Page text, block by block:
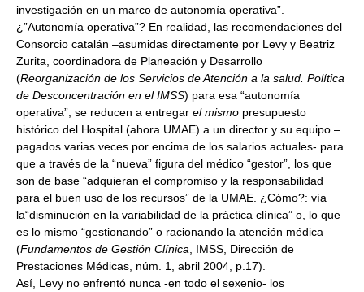
investigación en un marco de autonomía operativa”.
¿”Autonomía operativa”? En realidad, las recomendaciones del
Consorcio catalán –asumidas directamente por Levy y Beatriz
Zurita, coordinadora de Planeación y Desarrollo
(Reorganización de los Servicios de Atención a la salud. Política
de Desconcentración en el IMSS) para esa “autonomía
operativa”, se reducen a entregar el mismo presupuesto
histórico del Hospital (ahora UMAE) a un director y su equipo –
pagados varias veces por encima de los salarios actuales- para
que a través de la “nueva” figura del médico “gestor”, los que
son de base “adquieran el compromiso y la responsabilidad
para el buen uso de los recursos” de la UMAE. ¿Cómo?: vía
la“disminución en la variabilidad de la práctica clínica” o, lo que
es lo mismo “gestionando” o racionando la atención médica
(Fundamentos de Gestión Clínica , IMSS, Dirección de
Prestaciones Médicas, núm. 1, abril 2004, p.17).
Así, Levy no enfrentó nunca -en todo el sexenio- los